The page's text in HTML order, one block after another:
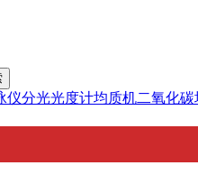
仪分光光度计均质机二氧化